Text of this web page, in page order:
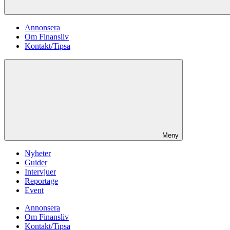
Annonsera
Om Finansliv
Kontakt/Tipsa
Meny
Nyheter
Guider
Intervjuer
Reportage
Event
Annonsera
Om Finansliv
Kontakt/Tipsa